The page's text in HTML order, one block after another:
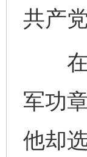
共产
在
军功
他却